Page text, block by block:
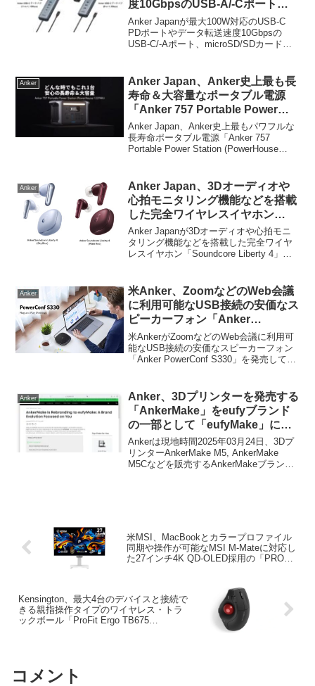
度10GbpsのUSB-A/-Cポート、
microSD/SDカードリーダーを搭
載したUSBハブ「Anker USB-C
データ ハブ (11-in-1, 10Gbps)」
Anker Japanが最大100W対応のUSB-C
PDポートやデータ転送速度10Gbpsの
USB-C/-Aポート、microSD/SDカードリ
Anker
Anker Japan、Anker史上最も長
寿命＆大容量なポータブル電源
「Anker 757 Portable Power
Station (PowerHouse
1229Wh)」を発売。
Anker Japan、Anker史上最もパワフルな
長寿命ポータブル電源「Anker 757
Portable Power Station (PowerHouse
Anker
Anker Japan、3Dオーディオや
心拍モニタリング機能などを搭載
した完全ワイヤレスイヤホン
「Soundcore Liberty 4」にスカ
イブルーとワインレッドカラーを
追加。
Anker Japanが3Dオーディオや心拍モニ
タリング機能などを搭載した完全ワイヤ
レスイヤホン「Soundcore Liberty 4」に
Anker
米Anker、ZoomなどのWeb会議
に利用可能なUSB接続の安価なス
ピーカーフォン「Anker
PowerConf S330」を発売。
米AnkerがZoomなどのWeb会議に利用可
能なUSB接続の安価なスピーカーフォン
「Anker PowerConf S330」を発売してい
Anker
Anker、3Dプリンターを発売する
「AnkerMake」をeufyブランド
の一部として「eufyMake」にリ
ブランド。
Ankerは現地時間2025年03月24日、3Dプ
リンターAnkerMake M5, AnkerMake
M5Cなどを販売するAnkerMakeブランド
米MSI、MacBookとカラープロファイル
同期や操作が可能なMSI M-Mateに対応し
た27インチ4K QD-OLED採用の「PRO
Kensington、最大4台のデバイスと接続で
きる親指操作タイプのワイヤレス・トラ
ックボール「ProFit Ergo TB675
コメント